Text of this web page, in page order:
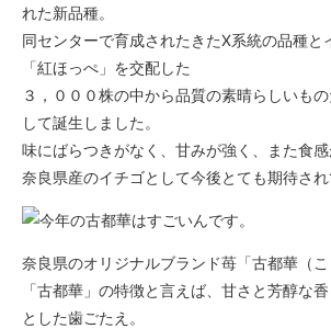
れた新品種。
同センターで育成されたきたX系統の品種と
「紅ほっぺ」を交配した
３，０００株の中から品質の素晴らしいも
して誕生しました。
味にばらつきがなく、甘みが強く、また食感
奈良県産のイチゴとして今後とても期待され
奈良県のオリジナルブランド苺「古都華（こ
「古都華」の特徴と言えば、甘さと芳醇な
とした歯ごたえ。